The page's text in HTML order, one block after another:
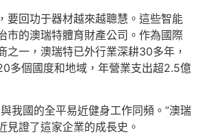
要回功于器材越來越聰慧。這些智能
市的澳瑞特體育財產公司。作為國際
之一，澳瑞特已外行業深耕30多年，
多個國度和地域，年營業支出超2.5億
我國的全平易近健身工作同頻。”澳瑞
見證了這家企業的成長史。